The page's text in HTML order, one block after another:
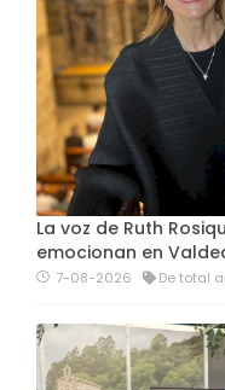
La voz de Ruth
emocionan en
7-08-2026 De total